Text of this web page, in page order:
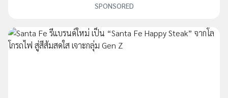
SPONSORED